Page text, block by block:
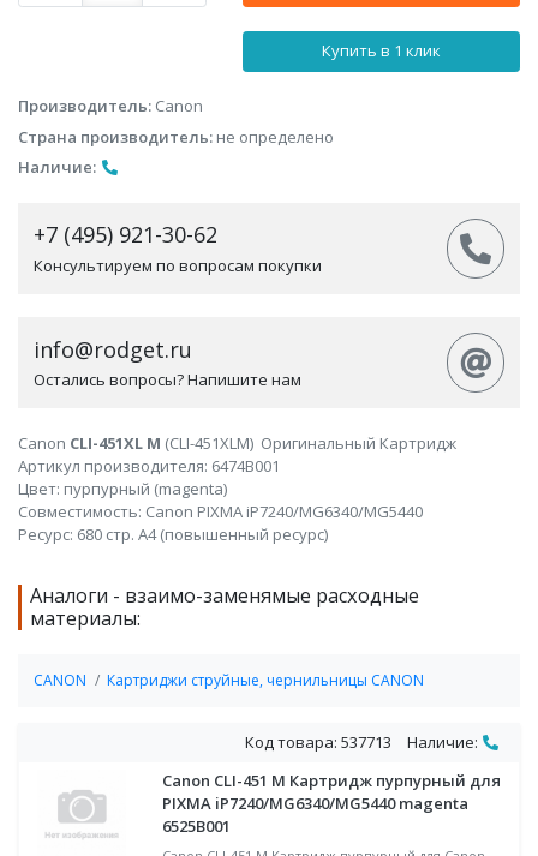
Купить в 1 клик
Производитель: Canon
Страна производитель: не определено
Наличие:
+7 (495) 921-30-62
Консультируем по вопросам покупки
info@rodget.ru
Остались вопросы? Напишите нам
Canon CLI-451XL M (CLI-451XLM) Оригинальный Картридж
Артикул производителя: 6474B001
Цвет: пурпурный (magenta)
Совместимость: Canon PIXMA iP7240/MG6340/MG5440
Ресурс: 680 стр. А4 (повышенный ресурс)
Аналоги - взаимо-заменямые расходные
материалы:
CANON Картриджи струйные, чернильницы CANON
Код товара: 537713
Наличие:
Canon CLI-451 M Картридж пурпурный для
PIXMA iP7240/MG6340/MG5440 magenta
6525B001